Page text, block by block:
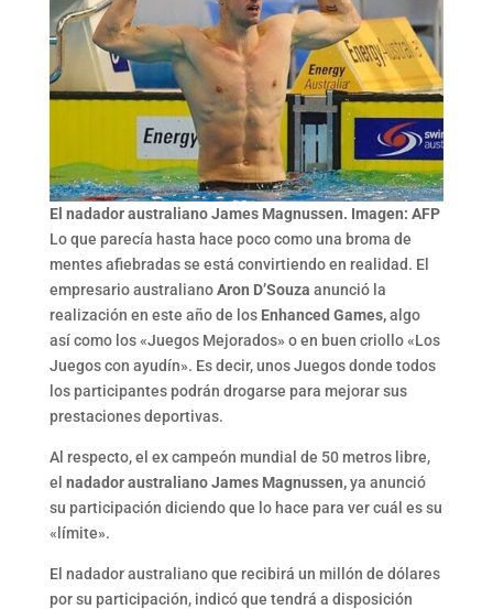
El nadador australiano James Magnussen. Imagen: AFP
Lo que parecía hasta hace poco como una broma de
mentes afiebradas se está convirtiendo en realidad. El
empresario australianoAron D’Souza anunció la
realización en este año de los Enhanced Games,algo
así como los «Juegos Mejorados» o en buen criollo «Los
Juegos con ayudín». Es decir, unos Juegos donde todos
los participantes podrán drogarse para mejorar sus
prestaciones deportivas.
Al respecto, el ex campeón mundial de 50 metros libre,
el nadador australiano James Magnussen,ya anunció
su participación diciendo que lo hace para ver cuál es su
«límite».
El nadador australiano que recibirá un millón de dólares
por su participación, indicó que tendrá a disposición